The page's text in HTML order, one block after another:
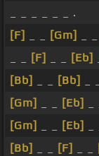
_ _ _ _ _ _ .
[F]
[Gm]
[F] [Eb]
[Bb]
[Bb]
[Gm]
[Eb]
[Gm]
[Eb]
[Bb]
[F]